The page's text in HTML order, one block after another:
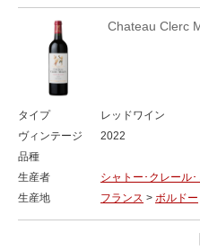
Chateau Clerc
タイプ
レッドワイン
ヴィンテージ
2022
品種
生産者
シャトー･クレール
生産地
フランス > ボルドー